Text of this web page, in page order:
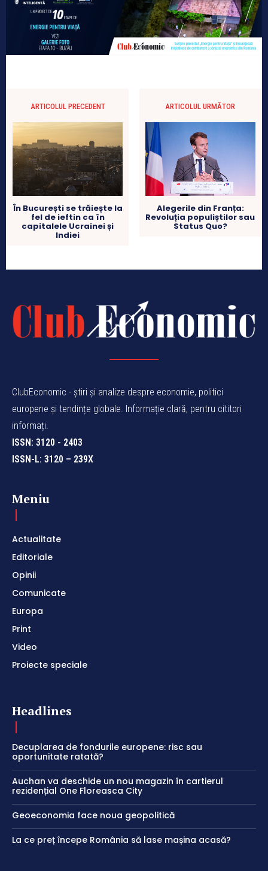
ARTICOLUL PRECEDENT
În București se trăiește la
fel de ieftin ca în
capitalele Ucrainei și
Indiei
ARTICOLUL URMĂTOR
Alegerile din Franța:
Revoluția populiștilor sau
Status Quo?
ClubEconomic - știri și analize despre economie, politici
europene și tendințe globale. Informație clară, pentru cititori
informați.
ISSN: 3120 - 2403
ISSN-L: 3120 – 239X
Meniu
Actualitate
Editoriale
Opinii
Comunicate
Europa
Print
Video
Proiecte speciale
Headlines
Decuplarea de fondurile europene: risc sau
oportunitate ratată?
Auchan va deschide un nou magazin în cartierul
rezidențial One Floreasca City
Geoeconomia face noua geopolitică
La ce preț începe România să lase mașina acasă?